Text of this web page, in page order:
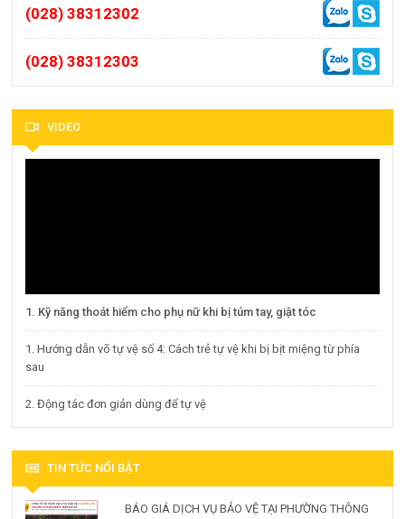
(028) 38312302
(028) 38312303
VIDEO
1. Kỹ năng thoát hiểm cho phụ nữ khi bị túm tay, giật tóc
1. Hướng dẫn võ tự vệ số 4: Cách trẻ tự vệ khi bị bịt miệng từ phía
sau
2. Động tác đơn giản dùng để tự vệ
TIN TỨC NỔI BẬT
BÁO GIÁ DỊCH VỤ BẢO VỆ TẠI PHƯỜNG THÔNG